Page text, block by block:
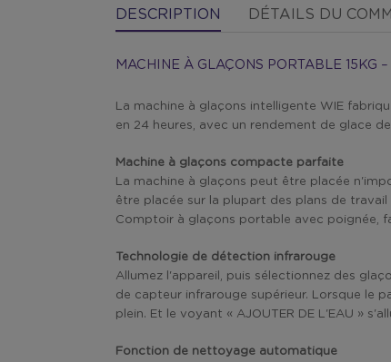
DESCRIPTION DÉTAILS DU
MACHINE À GLAÇONS PORTABLE 15KG
La machine à glaçons intelligente WIE
en 24 heures, avec un rendement de glace
Machine à glaçons compacte parfaite
La machine à glaçons peut être placée
être placée sur la plupart des plans de
Comptoir à glaçons portable avec poignée,
Technologie de détection infrarouge
Allumez l'appareil, puis sélectionnez des
de capteur infrarouge supérieur. Lorsque le
plein. Et le voyant « AJOUTER DE L'EAU »
Fonction de nettoyage automatique